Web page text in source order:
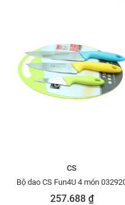
CS
Bộ dao CS Fun4U 4 món
257.688 ₫